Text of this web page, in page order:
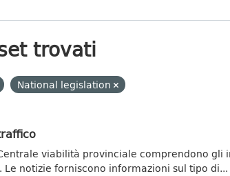
trovati
National legislation
viabilità provinciale comprendono
notizie forniscono informazioni sul tipo di...